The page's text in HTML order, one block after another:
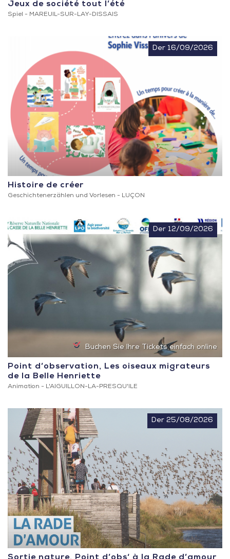
Jeux de société tout l’été
Spiel - MAREUIL-SUR-LAY-DISSAIS
Der 16/09/2026
Histoire de créer
Geschichtenerzählen und Vorlesen - LUÇON
Buchen Sie Ihre Tickets einfach online
Der 12/09/2026
Point d’observation, Les oiseaux migrateurs
de la Belle Henriette
Animation - L'AIGUILLON-LA-PRESQU'ILE
Der 25/08/2026